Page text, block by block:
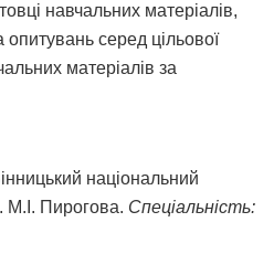
навчальних матеріалів,
опитувань серед цільової
матеріалів за
національний
М.І. Пирогова. Спеціальність: